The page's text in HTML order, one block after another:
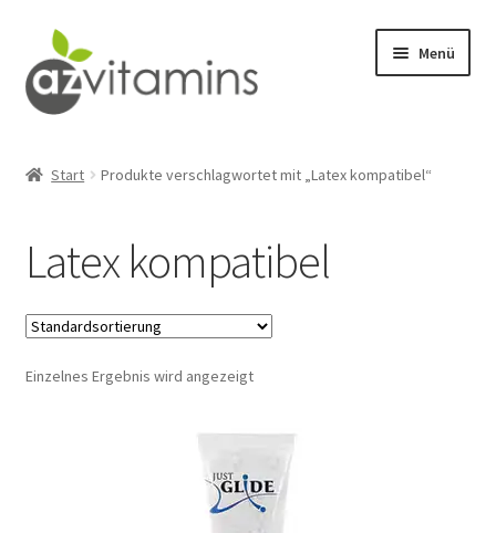
Navigation
springen
Zum
Inhalt
springen
Menü
Wohlbefinden
Stresslinderung
Abnehmen
Start Produkte verschlagwortet mit „Latex kompatibel“
Latex kompatibel
Einzelnes Ergebnis wird angezeigt